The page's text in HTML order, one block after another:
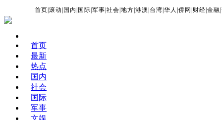
首页 |滚动 国内 国际 |军事 |社会 |地方 |港澳 台湾 |华人 |侨网 财经 |金融 |
首页
最新
热点
国内
社会
国际
军事
文娱